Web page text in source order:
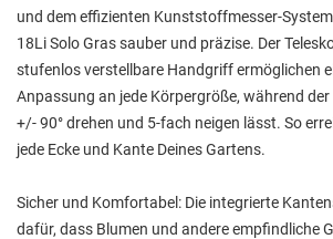
und dem effizienten Kunststoffmesser-
18Li Solo Gras sauber und präzise. Der
stufenlos verstellbare Handgriff ermöglichen
Anpassung an jede Körpergröße, während
+/- 90° drehen und 5-fach neigen lässt. So
jede Ecke und Kante Deines Gartens.
Sicher und Komfortabel: Die integrierte
dafür, dass Blumen und andere empfindliche